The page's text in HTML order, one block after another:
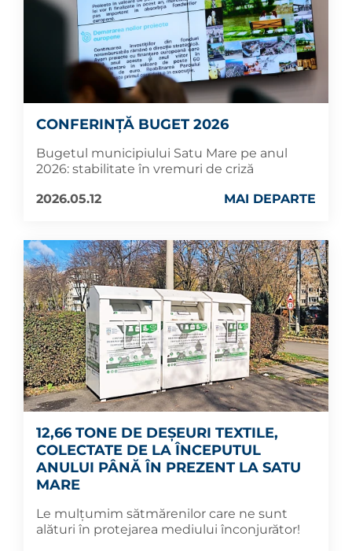
CONFERINȚĂ BUGET 2026
Bugetul municipiului Satu Mare pe anul
2026: stabilitate în vremuri de criză
2026.05.12
MAI DEPARTE
12,66 TONE DE DEȘEURI TEXTILE,
COLECTATE DE LA ÎNCEPUTUL
ANULUI PÂNĂ ÎN PREZENT LA SATU
MARE
Le mulțumim sătmărenilor care ne sunt
alături în protejarea mediului înconjurător!